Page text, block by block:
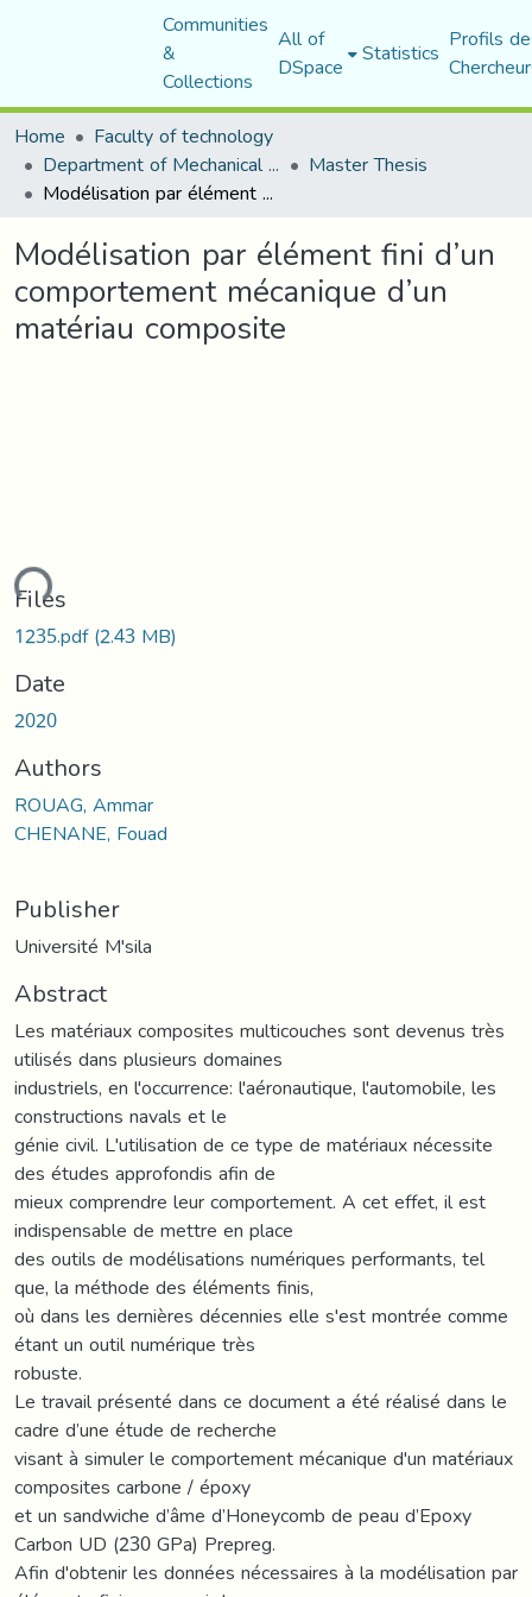
Communities
&
Collections
All of
DSpace Statistics Profils
Home
Faculty of technology
Department of Mechanical Engineering Master Thesis
Modélisation par élément fini d’un comportement mécanique d’un matériau composite
Modélisation par élément fini d’un
comportement mécanique d’un
matériau composite
Files
1235.pdf(2.43 MB)
Date
2020
Authors
ROUAG, Ammar
CHENANE, Fouad
Publisher
Université M'sila
Abstract
Les matériaux composites multicouches sont devenus très
utilisés dans plusieurs domaines
industriels, en l'occurrence: l'aéronautique, l'automobile, les
constructions navals et le
génie civil. L'utilisation de ce type de matériaux nécessite
des études approfondis afin de
mieux comprendre leur comportement. A cet effet, il est
indispensable de mettre en place
des outils de modélisations numériques performants, tel
que, la méthode des éléments finis,
où dans les dernières décennies elle s'est montrée comme
étant un outil numérique très
robuste.
Le travail présenté dans ce document a été réalisé dans le
cadre d’une étude de recherche
visant à simuler le comportement mécanique d'un matériaux
composites carbone / époxy
et un sandwiche d’âme d’Honeycomb de peau d’Epoxy
Carbon UD (230 GPa) Prepreg.
Afin d'obtenir les données nécessaires à la modélisation par